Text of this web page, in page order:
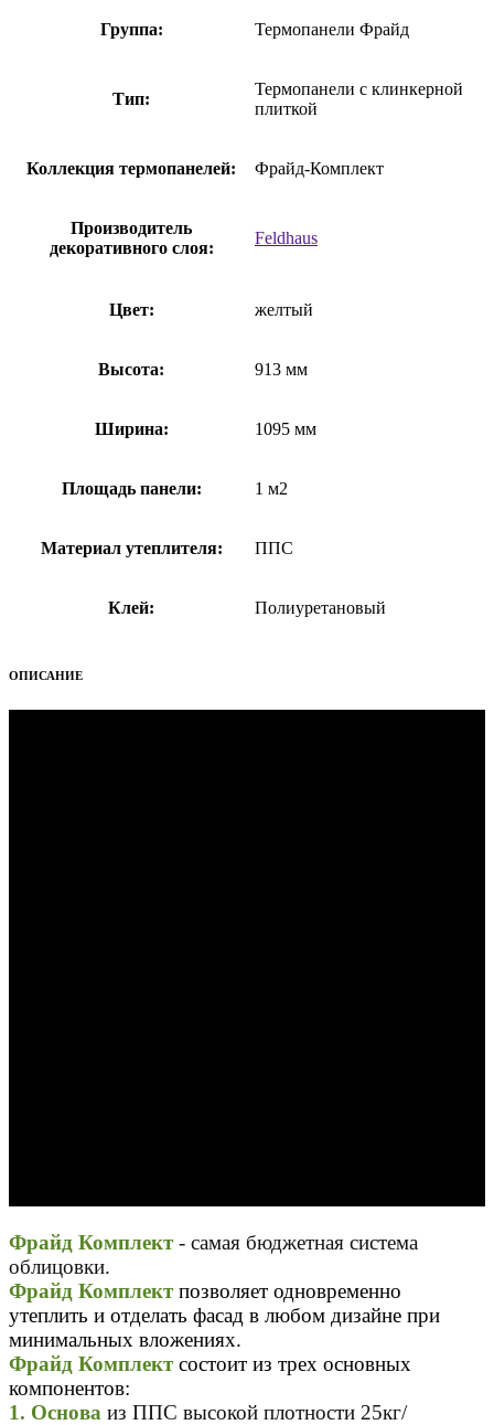
Группа: Термопанели Фрайд
Тип:
Термопанели с клинкерной
плиткой
Коллекция термопанелей: Фрайд-Комплект
Производитель
декоративного слоя:
Feldhaus
Цвет: желтый
Высота: 913 мм
Ширина: 1095 мм
Площадь панели: 1 м2
Материал утеплителя: ППС
Клей: Полиуретановый
ОПИСАНИЕ
Фрайд Комплект - самая бюджетная система
облицовки.
Фрайд Комплект позволяет одновременно
утеплить и отделать фасад в любом дизайне при
минимальных вложениях.
Фрайд Комплект состоит из трех основных
компонентов:
1. Основа из ППС высокой плотности 25кг/